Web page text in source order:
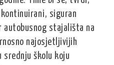
siguran
autobusnog stajališta na
najosjetljivijih
srednju školu koju